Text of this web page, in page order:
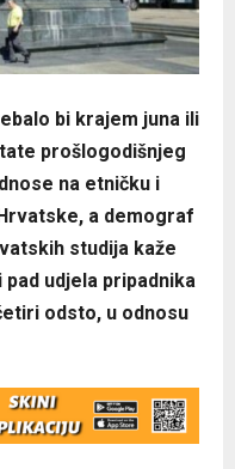
bi krajem juna ili
prošlogodišnjeg
na etničku i
a demograf
studija kaže
udjela pripadnika
odsto, u odnosu